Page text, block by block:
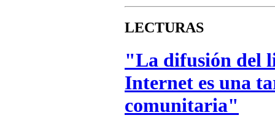
LECTURAS
"La difusión del
Internet es una
comunitaria"